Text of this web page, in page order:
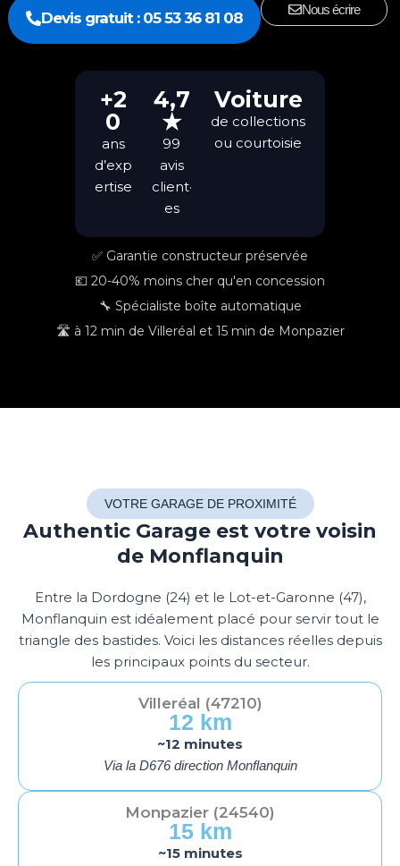
Devis gratuit : 05 53 36 81 08 Nous écrire
+2
0
ans
d’exp
ertise
4,7
★
99
avis
client·
es
Voiture
de collections
ou courtoisie
✅ Garantie constructeur préservée
💶 20-40% moins cher qu'en concession
🔧 Spécialiste boîte automatique
🛣️ à 12 min de Villeréal et 15 min de Monpazier
VOTRE GARAGE DE PROXIMITÉ
Authentic Garage est votre voisin
de Monflanquin
Entre la Dordogne (24) et le Lot-et-Garonne (47),
Monflanquin est idéalement placé pour servir tout le
triangle des bastides. Voici les distances réelles depuis
les principaux points du secteur.
Villeréal (47210)
12 km
~12 minutes
Via la D676 direction Monflanquin
Monpazier (24540)
15 km
~15 minutes